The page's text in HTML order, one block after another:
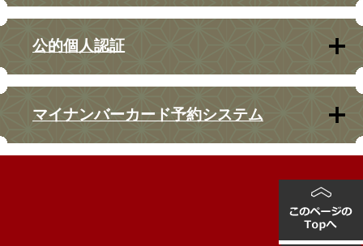
公的個人認証
マイナンバーカード予約システム